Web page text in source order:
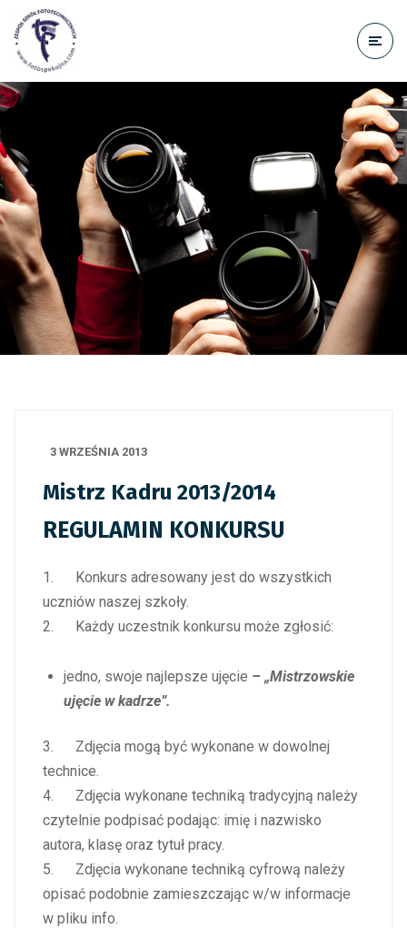
treści
3 WRZEŚNIA 2013
Mistrz Kadru 2013/2014
REGULAMIN KONKURSU
1. Konkurs adresowany jest do wszystkich
uczniów naszej szkoły.
2. Każdy uczestnik konkursu może zgłosić:
jedno, swoje najlepsze ujęcie – „Mistrzowskie
ujęcie w kadrze”.
3. Zdjęcia mogą być wykonane w dowolnej
technice.
4. Zdjęcia wykonane techniką tradycyjną należy
czytelnie podpisać podając: imię i nazwisko
autora, klasę oraz tytuł pracy.
5. Zdjęcia wykonane techniką cyfrową należy
opisać podobnie zamieszczając w/w informacje
w pliku info.